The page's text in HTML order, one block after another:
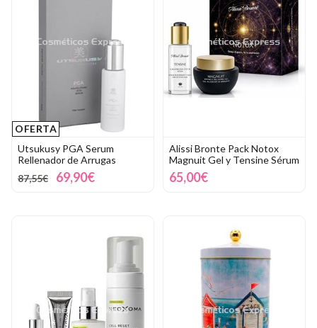
OFERTA
Utsukusy PGA Serum
Rellenador de Arrugas
87,55€
69,90€
Alissi Bronte Pack Notox
Magnuit Gel y Tensine Sérum
65,00€